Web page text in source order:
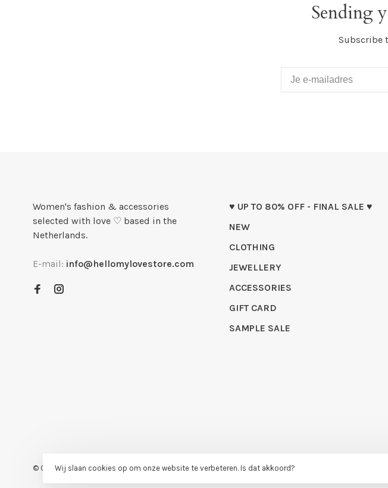
Sending
Subscribe
Women's fashion & accessories
selected with love ♡ based in the
Netherlands.
E-mail: info@hellomylovestore.com
♥ UP TO 80% OFF - FINAL SALE ♥
NEW
CLOTHING
JEWELLERY
ACCESSORIES
GIFT CARD
SAMPLE SALE
© Copyright 2026 Hello My Love- Powered byLightspeed- Theme byHuysmans.me
Wij slaan cookies op om onze website te verbeteren. Is dat akkoord?